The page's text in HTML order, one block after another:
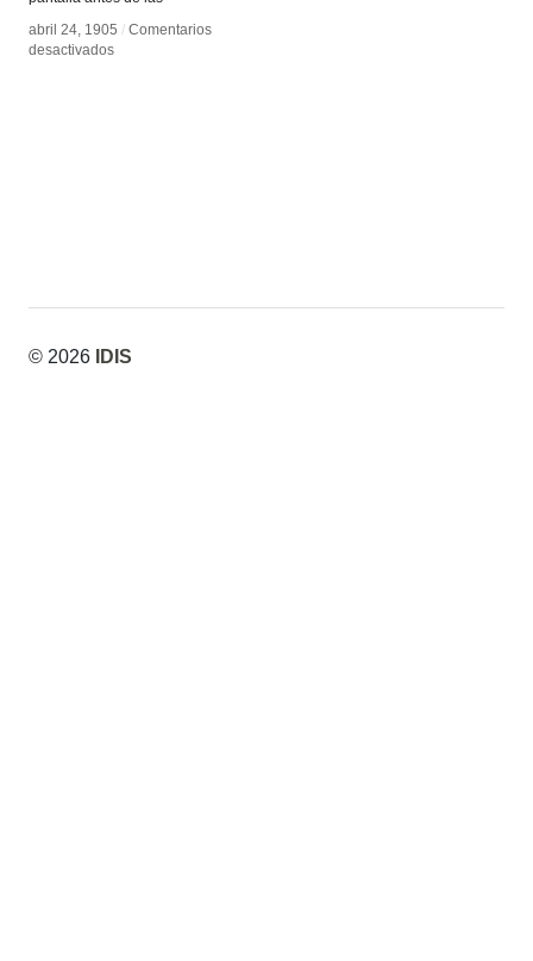
abril 24, 1905 / Comentarios
desactivadosen
abril 24, 1905 / Comentarios
desactivadosen
© 2026 IDIS